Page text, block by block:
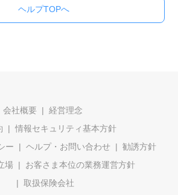
ヘルプTOPへ
会社概要
経営理念
情報セキュリティ基本方針
ー
ヘルプ・お問い合わせ
勧誘方針
場
お客さま本位の業務運営方針
取扱保険会社